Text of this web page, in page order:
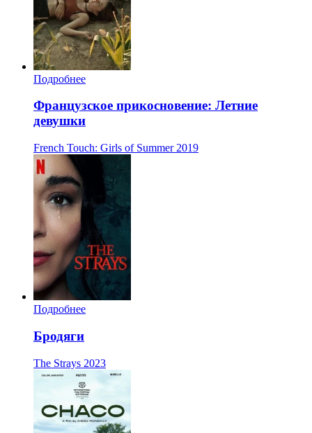
Подробнее
Французское прикосновение: Летние
девушки
French Touch: Girls of Summer 2019
Подробнее
Бродяги
The Strays 2023